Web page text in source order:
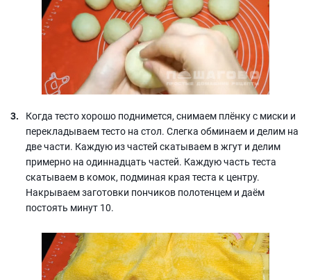
Когда тесто хорошо поднимется, снимаем плёнку с миски и
перекладываем тесто на стол. Слегка обминаем и делим на
две части. Каждую из частей скатываем в жгут и делим
примерно на одиннадцать частей. Каждую часть теста
скатываем в комок, подминая края теста к центру.
Накрываем заготовки пончиков полотенцем и даём
постоять минут 10.